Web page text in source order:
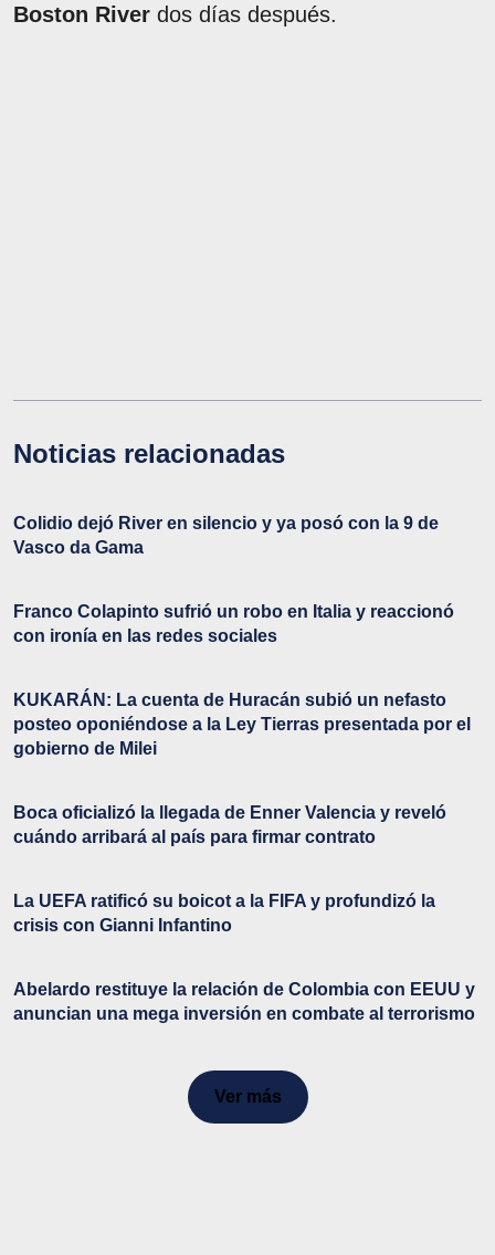
Boston River dos días después.
Noticias relacionadas
Colidio dejó River en silencio y ya posó con la 9 de
Vasco da Gama
Franco Colapinto sufrió un robo en Italia y reaccionó
con ironía en las redes sociales
KUKARÁN: La cuenta de Huracán subió un nefasto
posteo oponiéndose a la Ley Tierras presentada por el
gobierno de Milei
Boca oficializó la llegada de Enner Valencia y reveló
cuándo arribará al país para firmar contrato
La UEFA ratificó su boicot a la FIFA y profundizó la
crisis con Gianni Infantino
Abelardo restituye la relación de Colombia con EEUU y
anuncian una mega inversión en combate al terrorismo
Ver más